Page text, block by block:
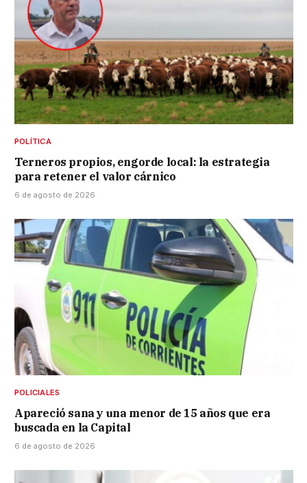
POLÍTICA
Terneros propios, engorde local: la estrategia
para retener el valor cárnico
6 de agosto de 2026
POLICIALES
Apareció sana y una menor de 15 años que era
buscada en la Capital
6 de agosto de 2026